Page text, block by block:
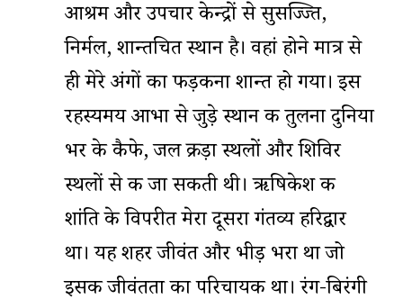
आश्रम और उपचार केन्द्रों से सुसज्ज्ति,
निर्मल, शान्तचित स्थान है। वहां होने मात्र से
ही मेरे अंगों का फड़कना शान्त हो गया। इस
रहस्यमय आभा से जुड़े स्थान की तुलना दुनिया
भर के कैफे, जल क्रीड़ा स्थलों और शिविर
स्थलों से की जा सकती थी। ऋषिकेश की
शांति के विपरीत मेरा दूसरा गंतव्य हरिद्वार
था। यह शहर जीवंत और भीड़ भरा था जो
इसकी जीवंतता का परिचायक था। रंग-बिरंगी